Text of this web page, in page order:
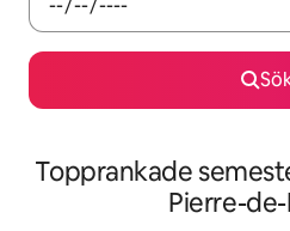
Topprankade
Pierre-